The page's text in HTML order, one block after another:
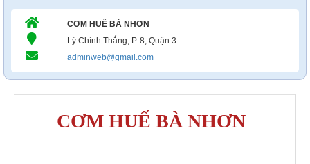
CƠM HUẾ BÀ NHƠN
Lý Chính Thắng, P. 8, Quận 3
adminweb@gmail.com
CƠM HUẾ BÀ NHƠN